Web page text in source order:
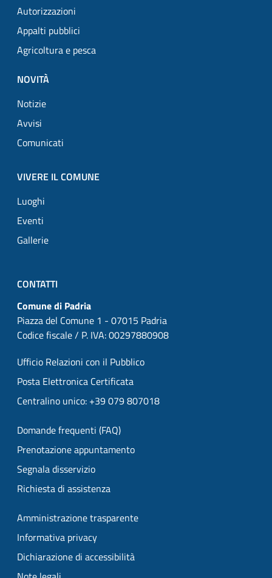
Autorizzazioni
Appalti pubblici
Agricoltura e pesca
NOVITÀ
Notizie
Avvisi
Comunicati
VIVERE IL COMUNE
Luoghi
Eventi
Gallerie
CONTATTI
Comune di Padria
Piazza del Comune 1 - 07015 Padria
Codice fiscale / P. IVA: 00297880908
Ufficio Relazioni con il Pubblico
Posta Elettronica Certificata
Centralino unico: +39 079 807018
Domande frequenti (FAQ)
Prenotazione appuntamento
Segnala disservizio
Richiesta di assistenza
Amministrazione trasparente
Informativa privacy
Dichiarazione di accessibilità